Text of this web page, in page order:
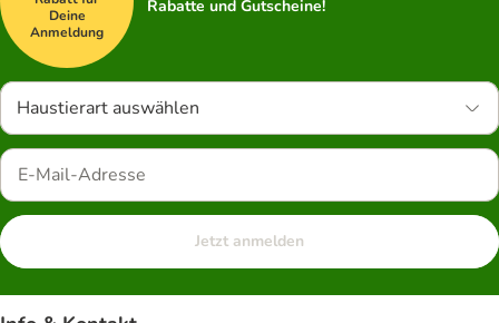
Deine
Anmeldung
Rabatte und Gutscheine!
Haustierart auswählen
Jetzt anmelden